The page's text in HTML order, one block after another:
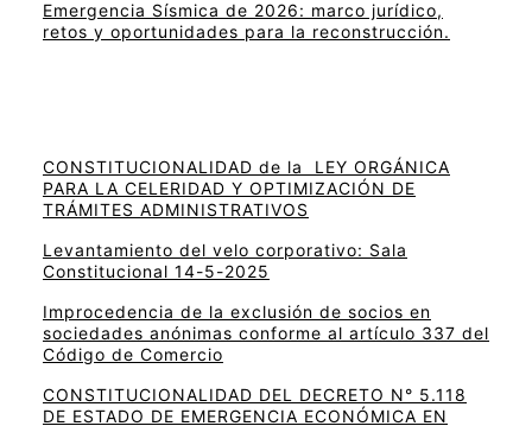
Emergencia Sísmica de 2026: marco jurídico,
retos y oportunidades para la reconstrucción.
CONSTITUCIONALIDAD de la LEY ORGÁNICA
PARA LA CELERIDAD Y OPTIMIZACIÓN DE
TRÁMITES ADMINISTRATIVOS
Levantamiento del velo corporativo: Sala
Constitucional 14-5-2025
Improcedencia de la exclusión de socios en
sociedades anónimas conforme al artículo 337 del
Código de Comercio
CONSTITUCIONALIDAD DEL DECRETO N° 5.118
DE ESTADO DE EMERGENCIA ECONÓMICA EN